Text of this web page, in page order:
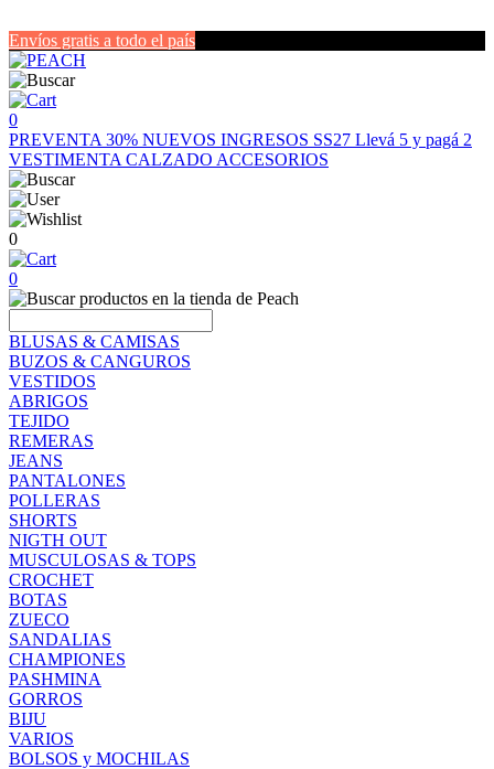
Envíos gratis a todo el país
0
PREVENTA 30% NUEVOS INGRESOS SS27 Llevá 5 y pagá 2
VESTIMENTA CALZADO ACCESORIOS
0
0
BLUSAS & CAMISAS
BUZOS & CANGUROS
VESTIDOS
ABRIGOS
TEJIDO
REMERAS
JEANS
PANTALONES
POLLERAS
SHORTS
NIGTH OUT
MUSCULOSAS & TOPS
CROCHET
BOTAS
ZUECO
SANDALIAS
CHAMPIONES
PASHMINA
GORROS
BIJU
VARIOS
BOLSOS y MOCHILAS